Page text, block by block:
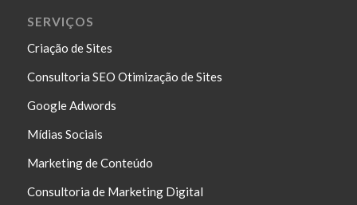
SERVIÇOS
Criação de Sites
Consultoria SEO Otimização de Sites
Google Adwords
Mídias Sociais
Marketing de Conteúdo
Consultoria de Marketing Digital